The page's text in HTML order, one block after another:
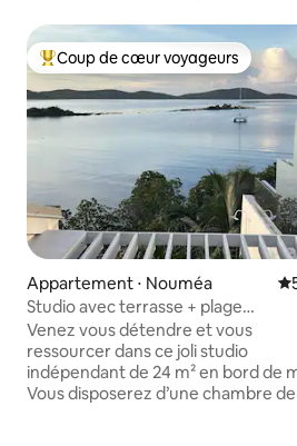
Coups de cœur voyageurs les plus
Coup de cœur voyageurs
Appartement ⋅ Nouméa
Studio avec terrasse + plage
privée/kayaks
Venez vous détendre et vous
ressourcer dans ce joli studio
indépendant de 24 m² en bord de
Vous disposerez d’une chambre de